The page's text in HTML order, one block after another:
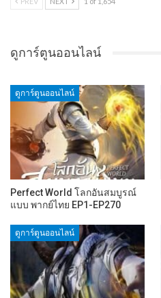
ดูการ์ตูนออนไลน์
ดูการ์ตูนออนไลน์
Perfect World โลกอันสมบูรณ์
แบบ พากย์ไทย EP1-EP270
ดูการ์ตูนออนไลน์